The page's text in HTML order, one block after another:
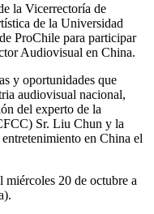
la Vicerrectoría de
de la Universidad
ProChile para participar
Audiovisual en China.
y oportunidades que
audiovisual nacional,
del experto de la
Sr. Liu Chun y la
en China el
20 de octubre a